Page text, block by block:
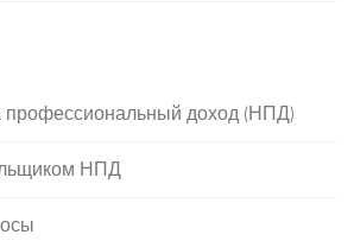
профессиональный доход (НПД)
НПД